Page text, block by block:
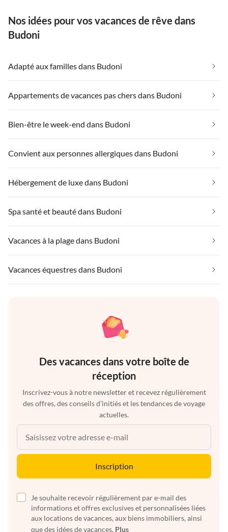
Nos idées pour vos vacances de rêve dans
Budoni
Adapté aux familles dans Budoni
Appartements de vacances pas chers dans Budoni
Bien-être le week-end dans Budoni
Convient aux personnes allergiques dans Budoni
Hébergement de luxe dans Budoni
Spa santé et beauté dans Budoni
Vacances à la plage dans Budoni
Vacances équestres dans Budoni
Des vacances dans votre boîte de
réception
Inscrivez-vous à notre newsletter et recevez régulièrement
des offres, des conseils d'initiés et les tendances de voyage
actuelles.
Inscription
Je souhaite recevoir régulièrement par e-mail des
informations et offres exclusives et personnalisées liées
aux locations de vacances, aux biens immobiliers, ainsi
que des idées de vacances. Plus